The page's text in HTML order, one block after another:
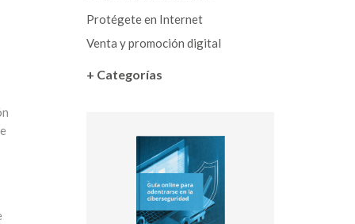
Protégete en Internet
Venta y promoción digital
+ Categorías